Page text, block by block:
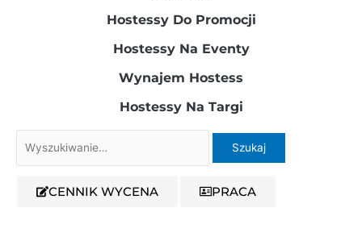
Hostessy Do Promocji
Hostessy Na Eventy
Wynajem Hostess
Hostessy Na Targi
dla:
CENNIK WYCENA PRACA